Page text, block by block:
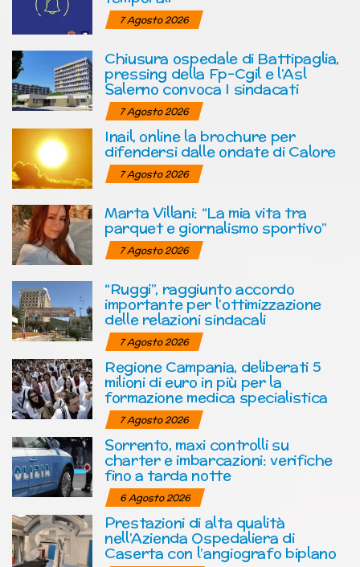
7 Agosto 2026
Chiusura ospedale di Battipaglia,
pressing della Fp-Cgil e l’Asl
Salerno convoca I sindacati
7 Agosto 2026
Inail, online la brochure per
difendersi dalle ondate di Calore
7 Agosto 2026
Marta Villani: “La mia vita tra
parquet e giornalismo sportivo”
7 Agosto 2026
“Ruggi”, raggiunto accordo
importante per l’ottimizzazione
delle relazioni sindacali
7 Agosto 2026
Regione Campania, deliberati 5
milioni di euro in più per la
formazione medica specialistica
7 Agosto 2026
Sorrento, maxi controlli su
charter e imbarcazioni: verifiche
fino a tarda notte
6 Agosto 2026
Prestazioni di alta qualità
nell’Azienda Ospedaliera di
Caserta con l’angiografo biplano